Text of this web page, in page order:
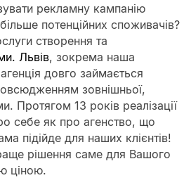
рекламну кампанію
потенційних споживачів?
створення та
Львів, зокрема наша
довго займається
зовнішньої,
Протягом 13 років реалізації
себе як про агенство, що
підійде для наших клієнтів!
рішення саме для Вашого
ціною.